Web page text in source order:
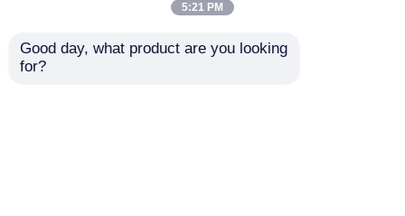
5:21 PM
Good day, what product are you looking
for?